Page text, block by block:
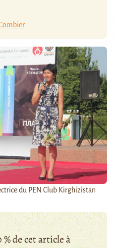
du PEN Club Kirghizistan
% de cet article à